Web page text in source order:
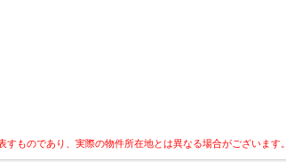
ものであり、実際の物件所在地とは異なる場合がございます。